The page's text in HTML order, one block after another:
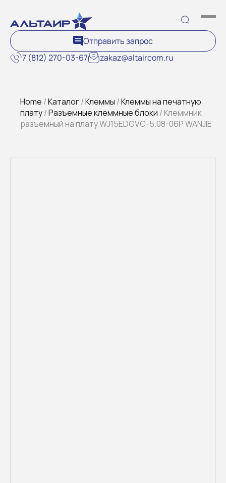
7 (812) 270-03-67 zakaz@altaircom.ru
Отправить запрос
Home /Каталог/Клеммы /Клеммы на печатную
плату/Разъемные клеммные блоки / Клеммник
разъемный на плату WJ15EDGVC-5.08-06P WANJIE